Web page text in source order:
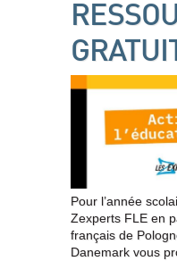
Pour l’année
Zexperts FLE en
français de
Danemark vous